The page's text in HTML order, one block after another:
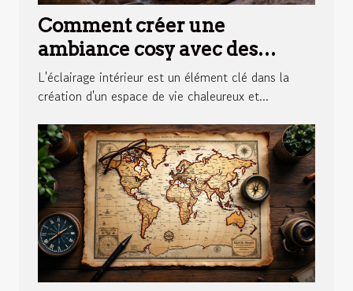
Comment créer une
ambiance cosy avec des
éclairages d'intérieur
L'éclairage intérieur est un élément clé dans la
création d'un espace de vie chaleureux et...